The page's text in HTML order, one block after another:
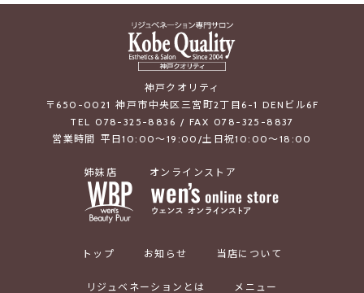
神戸クオリティ
〒650-0021 神戸市中央区三宮町2丁目6-1 DENビル6F
TEL 078-325-8836 / FAX 078-325-8837
営業時間 平日10:00～19:00/土日祝10:00～18:00
姉妹店 オンラインストア
トップ お知らせ 当店について
リジュベネーションとは メニュー